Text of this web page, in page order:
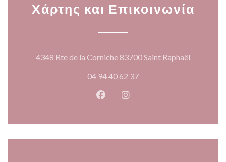
Χάρτης και Επικοινωνία
4348 Rte de la Corniche 83700 Saint Raphaël
04 94 40 62 37
Facebook ((ανοίγει σε νέο
Instagram ((ανοίγει σε